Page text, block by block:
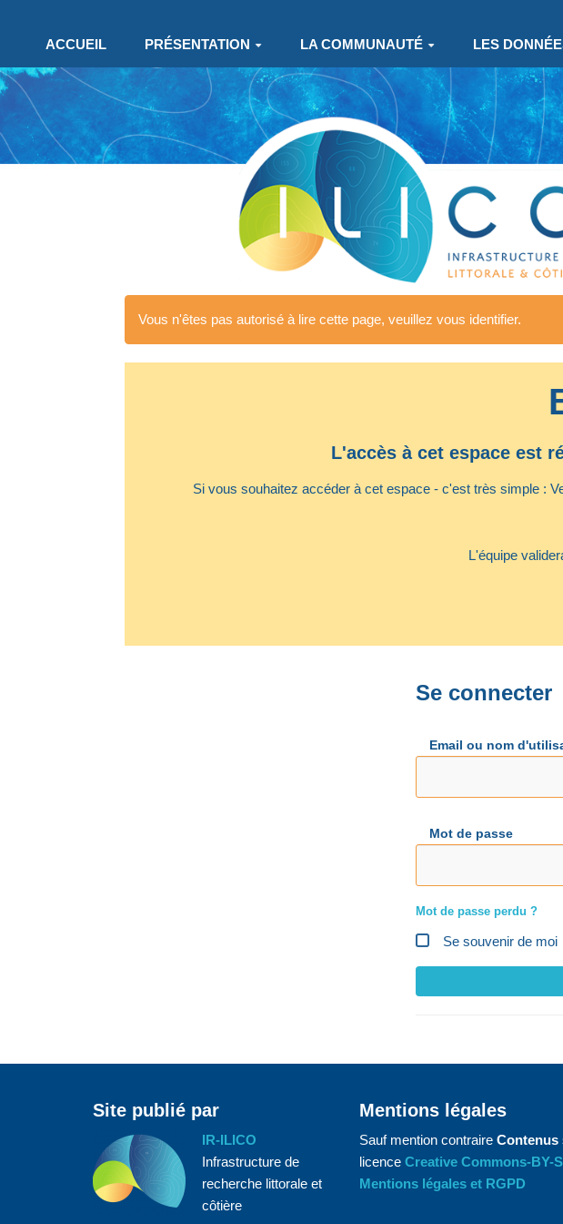
ACCUEIL
PRÉSENTATION LA COMMUNAUTÉ LES
Vous n'êtes pas autorisé à lire cette page, veuillez vous identifier.
L'accès à cet espace est
Si vous souhaitez accéder à cet espace - c'est très simple :
L'équipe
Se connecter
Email ou nom
Mot de passe
Mot de passe perdu ?
Se souvenir de moi
Site publié par
IR-ILICO
Infrastructure de
recherche littorale et
côtière
Mentions légales
Sauf mention contraire Contenus
licence Creative Commons-BY-
Mentions légales et RGPD